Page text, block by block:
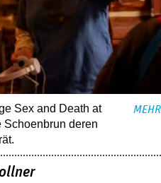
Sex and Death at
Schoenbrun deren
MEHR